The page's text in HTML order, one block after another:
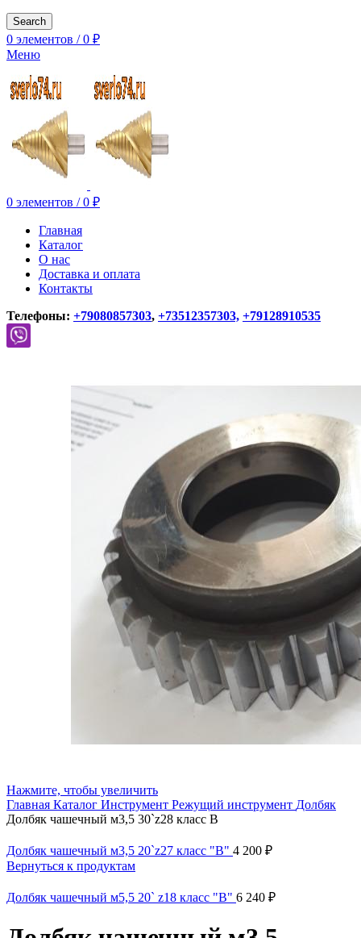
Search
0 элементов / 0 ₽
Меню
0 элементов / 0 ₽
Главная
Каталог
О нас
Доставка и оплата
Контакты
Телефоны: +79080857303, +73512357303, +79128910535
Нажмите, чтобы увеличить
Главная Каталог Инструмент Режущий инструмент Долбяк
Долбяк чашечный м3,5 30`z28 класс В
Долбяк чашечный м3,5 20`z27 класс "В" 4 200 ₽
Вернуться к продуктам
Долбяк чашечный м5,5 20` z18 класс "B" 6 240 ₽